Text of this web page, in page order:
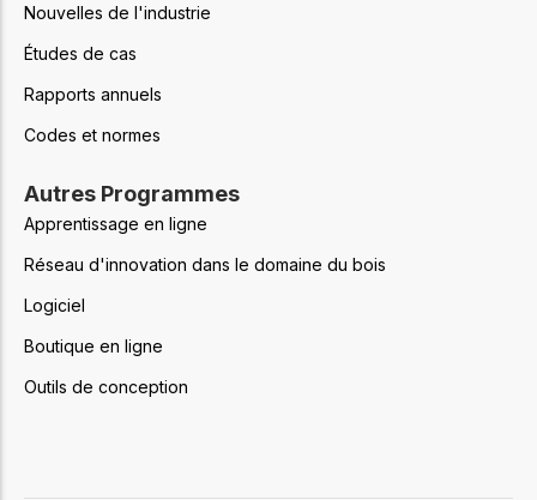
Nouvelles de l'industrie
Études de cas
Rapports annuels
Codes et normes
Autres Programmes
Apprentissage en ligne
Réseau d'innovation dans le domaine du bois
Logiciel
Boutique en ligne
Outils de conception